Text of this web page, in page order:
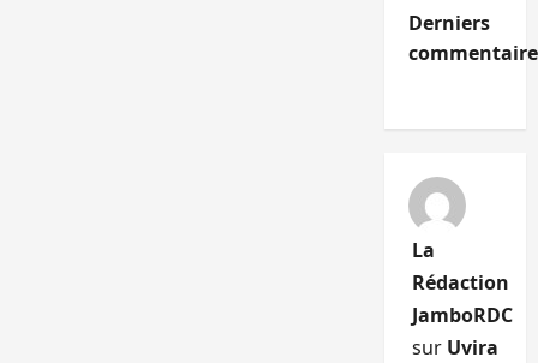
Derniers
La
Rédaction
JamboRDC
sur Uvira